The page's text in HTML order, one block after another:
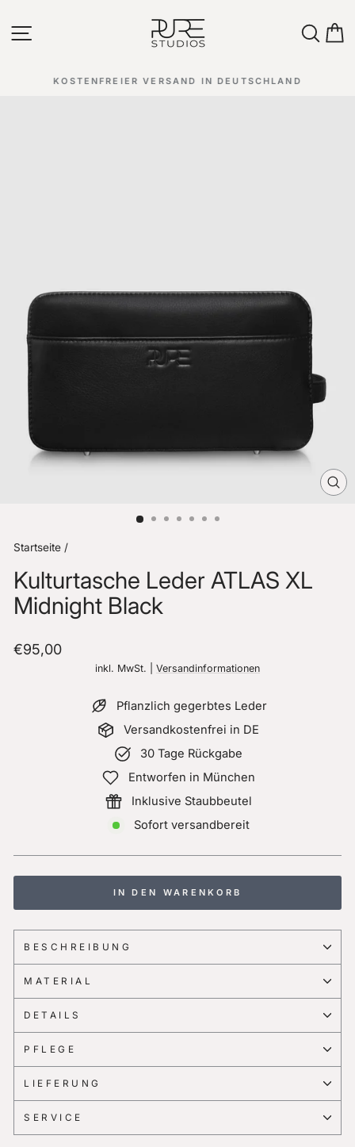
zum
Inhalt
KOSTENFREIER VERSAND IN DEUTSCHLAND
Startseite /
Kulturtasche Leder ATLAS XL
Midnight Black
Normaler
€95,00
inkl. MwSt. | Versandinformationen
Pflanzlich gegerbtes Leder
Versandkostenfrei in DE
30 Tage Rückgabe
Entworfen in München
Inklusive Staubbeutel
Sofort versandbereit
IN DEN WARENKORB
BESCHREIBUNG
MATERIAL
DETAILS
PFLEGE
LIEFERUNG
SERVICE